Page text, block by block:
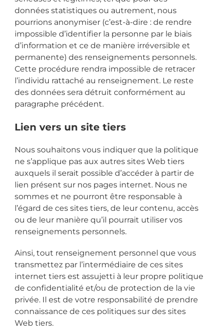
données statistiques ou autrement, nous
pourrions anonymiser (c’est-à-dire : de rendre
impossible d’identifier la personne par le biais
d’information et ce de manière irréversible et
permanente) des renseignements personnels.
Cette procédure rendra impossible de retracer
l’individu rattaché au renseignement. Le reste
des données sera détruit conformément au
paragraphe précédent.
Lien vers un site tiers
Nous souhaitons vous indiquer que la politique
ne s’applique pas aux autres sites Web tiers
auxquels il serait possible d’accéder à partir de
lien présent sur nos pages internet. Nous ne
sommes et ne pourront être responsable à
l’égard de ces sites tiers, de leur contenu, accès
ou de leur manière qu’il pourrait utiliser vos
renseignements personnels.
Ainsi, tout renseignement personnel que vous
transmettez par l’intermédiaire de ces sites
internet tiers est assujetti à leur propre politique
de confidentialité et/ou de protection de la vie
privée. Il est de votre responsabilité de prendre
connaissance de ces politiques sur des sites
Web tiers.